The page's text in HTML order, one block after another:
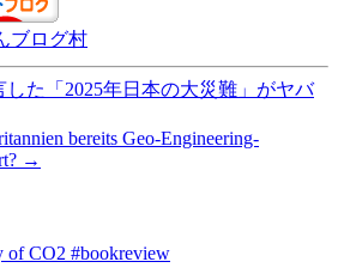
ブログ村
した「2025年日本の大災難」がヤバ
bereits Geo-Engineering-
→